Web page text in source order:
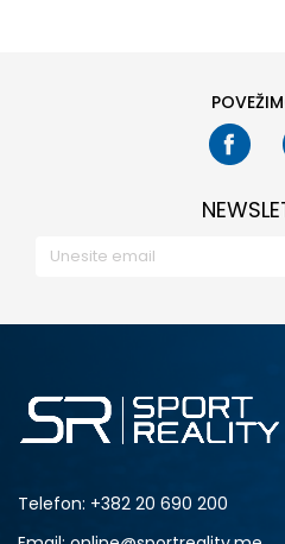
Telefon: +382 20 690 200